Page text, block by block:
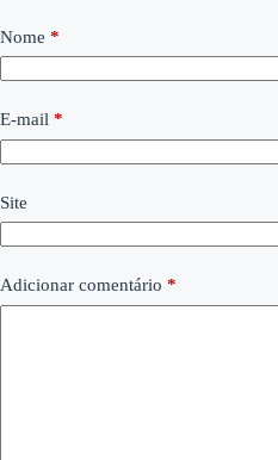
Nome *
E-mail *
Site
Adicionar comentário *